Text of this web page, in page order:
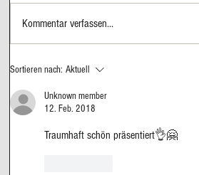
Kommentar verfassen...
Sortieren nach: Aktuell
Unknown member
12. Feb. 2018
Traumhaft schön präsentiert👌🤗